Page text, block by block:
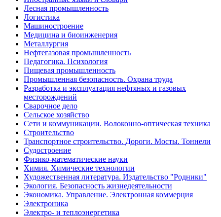
Лесная промышленность
Логистика
Машиностроение
Медицина и биоинженерия
Металлургия
Нефтегазовая промышленность
Педагогика. Психология
Пищевая промышленность
Промышленная безопасность. Охрана труда
Разработка и эксплуатация нефтяных и газовых
месторождений
Сварочное дело
Сельское хозяйство
Сети и коммуникации. Волоконно-оптическая техника
Строительство
Транспортное строительство. Дороги. Мосты. Тоннели
Судостроение
Физико-математические науки
Химия. Химические технологии
Художественная литература. Издательство "Родники"
Экология. Безопасность жизнедеятельности
Экономика. Управление. Электронная коммерция
Электроника
Электро- и теплоэнергетика